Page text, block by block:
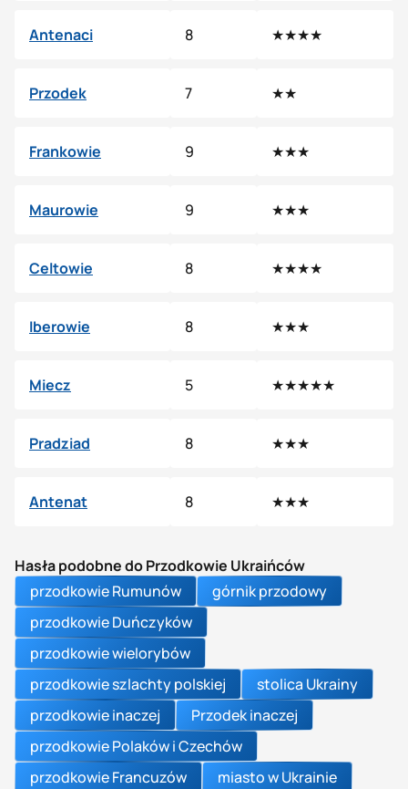
Antenaci 8 ★★★★
Przodek 7 ★★
Frankowie 9 ★★★
Maurowie 9 ★★★
Celtowie 8 ★★★★
Iberowie 8 ★★★
Miecz 5 ★★★★★
Pradziad 8 ★★★
Antenat 8 ★★★
Hasła podobne do Przodkowie Ukraińców
przodkowie Rumunów
górnik przodowy
przodkowie Duńczyków
przodkowie wielorybów
przodkowie szlachty polskiej
stolica Ukrainy
przodkowie inaczej
Przodek inaczej
przodkowie Polaków i Czechów
przodkowie Francuzów
miasto w Ukrainie